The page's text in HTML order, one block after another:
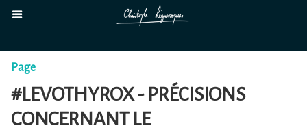
Page
#LEVOTHYROX - PRÉCISIONS
CONCERNANT LE